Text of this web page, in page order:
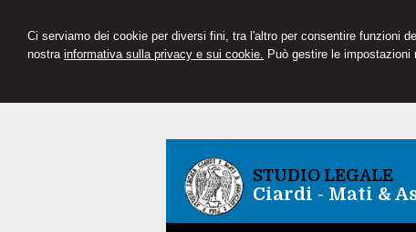
Ci serviamo dei cookie per diversi fini, tra l'altro per consentire funzioni
nostra informativa sulla privacy e sui cookie. Può gestire le
STUDIO LEGALE
Ciardi - Mati &